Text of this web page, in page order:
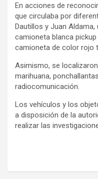
En acciones de
que circulaba por
Dautillos y Juan
camioneta blanca
camioneta de color rojo
Asimismo, se
marihuana,
radiocomunicación.
Los vehículos y los
a disposición de la
realizar las